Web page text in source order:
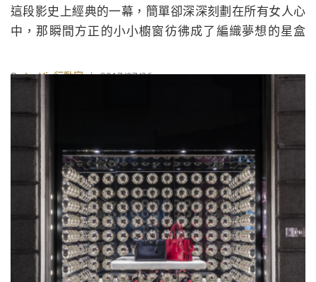
這段影史上經典的一幕，簡單卻深深刻劃在所有女人心
中，那瞬間方正的小小櫥窗彷彿成了編織夢想的星盒
排，置入自身無窮的創意靈感，在有所侷限的空間裡陳
列出想述說傳達的故事，除對外展示準備販售的精選商
品外，也同時呈現一場甜蜜美夢。
ByLa Vie行動家| 2017/07/26